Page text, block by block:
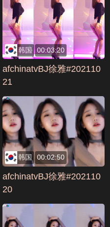
韩国 00:03:20
afchinatvBJ徐雅#202110
21
韩国 00:02:50
afchinatvBJ徐雅#202110
20